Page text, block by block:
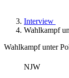
Interview
Wahlkampf
Wahlkampf unter
NJW